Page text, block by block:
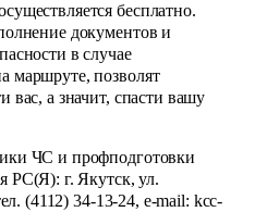
бесплатно.
документов и
в случае
маршруте, позволят
вас, а значит, спасти вашу
ЧС и профподготовки
РС(Я): г. Якутск, ул.
(4112) 34-13-24, e-mail: kcc-